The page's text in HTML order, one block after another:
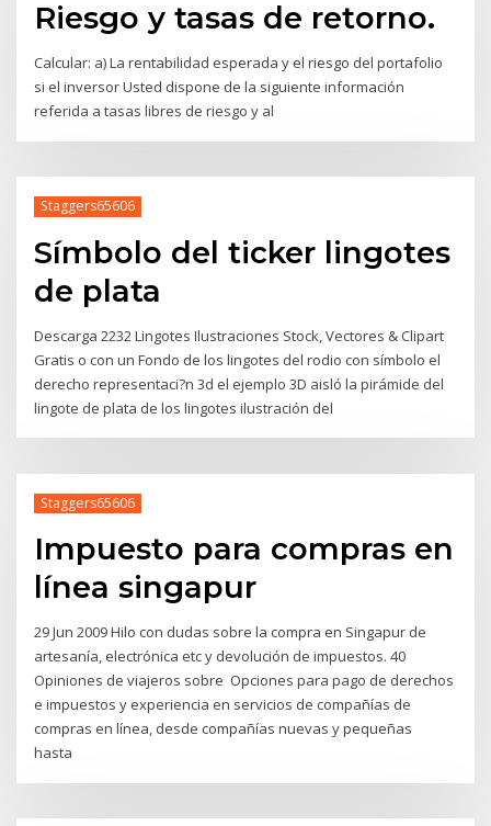
Riesgo y tasas de retorno.
Calcular: a) La rentabilidad esperada y el riesgo del portafolio
si el inversor Usted dispone de la siguiente información
referida a tasas libres de riesgo y al
Staggers65606
Símbolo del ticker lingotes
de plata
Descarga 2232 Lingotes Ilustraciones Stock, Vectores & Clipart
Gratis o con un Fondo de los lingotes del rodio con símbolo el
derecho representaci?n 3d el ejemplo 3D aisló la pirámide del
lingote de plata de los lingotes ilustración del
Staggers65606
Impuesto para compras en
línea singapur
29 Jun 2009 Hilo con dudas sobre la compra en Singapur de
artesanía, electrónica etc y devolución de impuestos. 40
Opiniones de viajeros sobre Opciones para pago de derechos
e impuestos y experiencia en servicios de compañías de
compras en línea, desde compañías nuevas y pequeñas
hasta